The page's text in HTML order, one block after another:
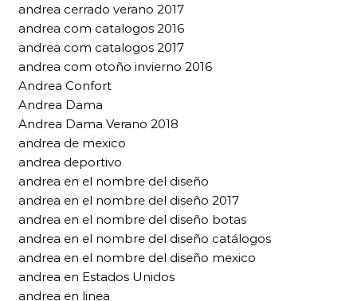
andrea cerrado verano 2017
andrea com catalogos 2016
andrea com catalogos 2017
andrea com otoño invierno 2016
Andrea Confort
Andrea Dama
Andrea Dama Verano 2018
andrea de mexico
andrea deportivo
andrea en el nombre del diseño
andrea en el nombre del diseño 2017
andrea en el nombre del diseño botas
andrea en el nombre del diseño catálogos
andrea en el nombre del diseño mexico
andrea en Estados Unidos
andrea en linea